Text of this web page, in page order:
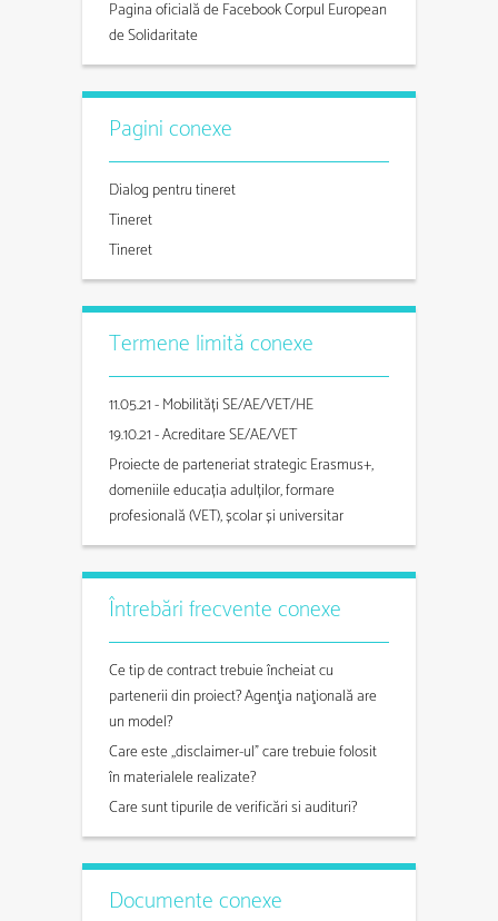
Pagina oficială de Facebook Corpul European
de Solidaritate
Pagini conexe
Dialog pentru tineret
Tineret
Tineret
Termene limită conexe
11.05.21 - Mobilități SE/AE/VET/HE
19.10.21 - Acreditare SE/AE/VET
Proiecte de parteneriat strategic Erasmus+,
domeniile educația adulților, formare
profesională (VET), școlar și universitar
Întrebări frecvente conexe
Ce tip de contract trebuie încheiat cu
partenerii din proiect? Agenţia naţională are
un model?
Care este ,,disclaimer-ul” care trebuie folosit
în materialele realizate?
Care sunt tipurile de verificări si audituri?
Documente conexe